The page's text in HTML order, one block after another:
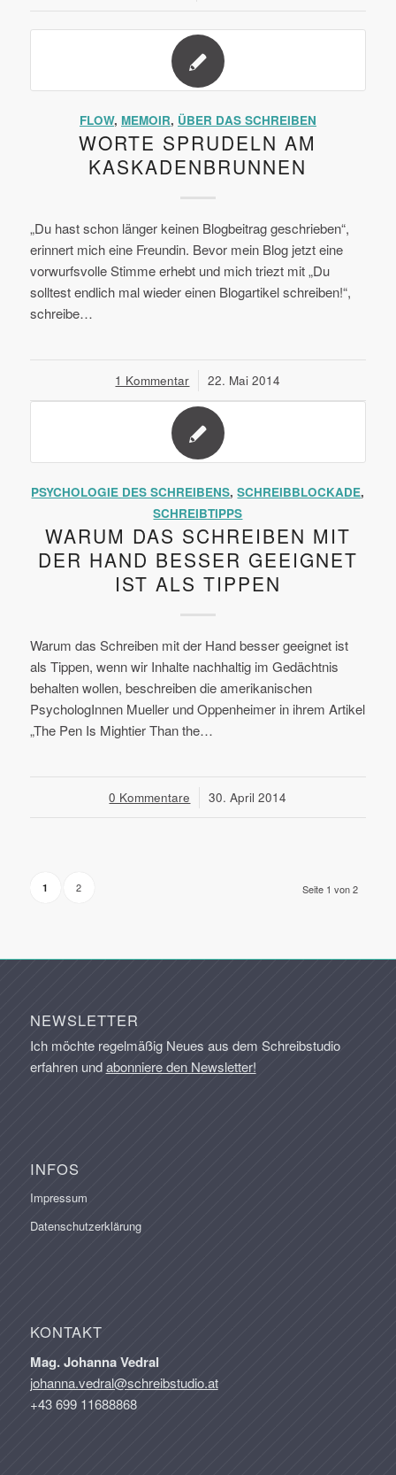
FLOW, MEMOIR, ÜBER DAS SCHREIBEN
WORTE SPRUDELN AM
KASKADENBRUNNEN
„Du hast schon länger keinen Blogbeitrag geschrieben“,
erinnert mich eine Freundin. Bevor mein Blog jetzt eine
vorwurfsvolle Stimme erhebt und mich triezt mit „Du
solltest endlich mal wieder einen Blogartikel schreiben!“,
schreibe…
1 Kommentar
/ 22. Mai 2014
PSYCHOLOGIE DES SCHREIBENS,SCHREIBBLOCKADE,
SCHREIBTIPPS
WARUM DAS SCHREIBEN MIT
DER HAND BESSER GEEIGNET
IST ALS TIPPEN
Warum das Schreiben mit der Hand besser geeignet ist
als Tippen, wenn wir Inhalte nachhaltig im Gedächtnis
behalten wollen, beschreiben die amerikanischen
PsychologInnen Mueller und Oppenheimer in ihrem Artikel
„The Pen Is Mightier Than the…
0 Kommentare
/ 30. April 2014
Seite 1 von 2
1 2
NEWSLETTER
Ich möchte regelmäßig Neues aus dem Schreibstudio
erfahren undabonniere den Newsletter!
INFOS
Impressum
Datenschutzerklärung
KONTAKT
Mag. Johanna Vedral
johanna.vedral@schreibstudio.at
+43 699 11688868